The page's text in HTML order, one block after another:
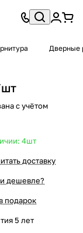
Дверные
шт
с учётом
4шт
доставку
дешевле?
подарок
5 лет